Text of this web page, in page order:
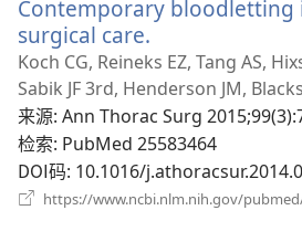
Contemporary bloodletting
surgical care.
开
新
窗
口）
Koch CG, Reineks EZ, Tang AS,
Sabik JF 3rd, Henderson JM,
来源‎: Ann Thorac Surg
检索‎: PubMed 25583464
DOI码‎: 10.1016/
https://www.ncbi.nlm.nih.gov/